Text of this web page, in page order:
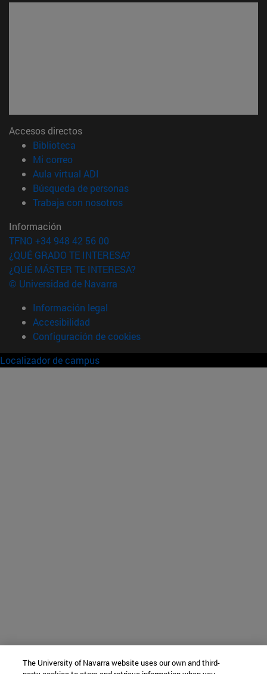
Accesos directos
Biblioteca
Mi correo(abre en nueva ventana)
Aula virtual ADI
Búsqueda de personas(abre en nueva ventana)
Trabaja con nosotros(abre en nueva ventana)
Información
TFNO +34 948 42 56 00
¿QUÉ GRADO TE INTERESA?
¿QUÉ MÁSTER TE INTERESA?
© Universidad de Navarra
Información legal
Accesibilidad
Configuración de cookies
Localizador de campus
The University of Navarra website uses our own and third-